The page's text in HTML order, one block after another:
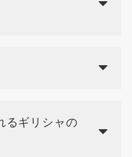
ギリシャの